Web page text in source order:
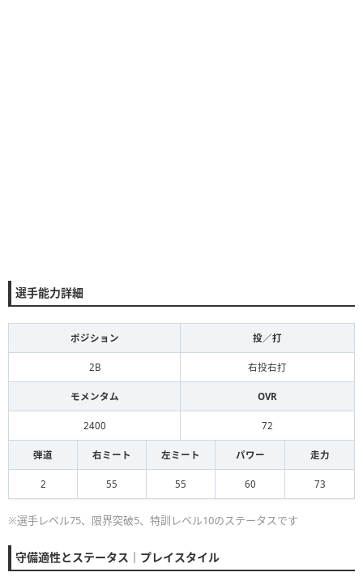
選手能力詳細
ポジション 投／打
2B 右投右打
モメンタム OVR
2400 72
弾道 右ミート 左ミート パワー 走力
2 55 55 60 73
※選手レベル75、限界突破5、特訓レベル10のステータスです
守備適性とステータス｜プレイスタイル